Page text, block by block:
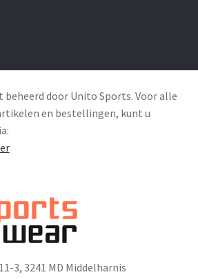
beheerd door Unito Sports. Voor alle
en bestellingen, kunt u
3, 3241 MD Middelharnis